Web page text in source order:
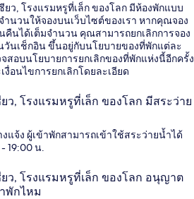
ว, โรงแรมหรูที่เล็ก ของโลก มีห้องพักแบบ
ำนวนให้จองบนเว็บไซต์ของเรา หากคุณจอง
คืนได้เต็มจำนวน คุณสามารถยกเลิกการจอง
วันเช็กอิน ขึ้นอยู่กับนโยบายของที่พักแต่ละ
สอบนโยบายการยกเลิกของที่พักแห่งนี้อีกครั้ง
อนไขการยกเลิกโดยละเอียด
ว, โรงแรมหรูที่เล็ก ของโลก มีสระว่าย
แจ้ง ผู้เข้าพักสามารถเข้าใช้สระว่ายน้ำได้
19:00 น.
ว, โรงแรมหรูที่เล็ก ของโลก อนุญาต
พักไหม